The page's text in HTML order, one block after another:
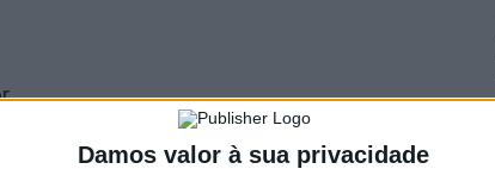
Damos valor à sua privacidade